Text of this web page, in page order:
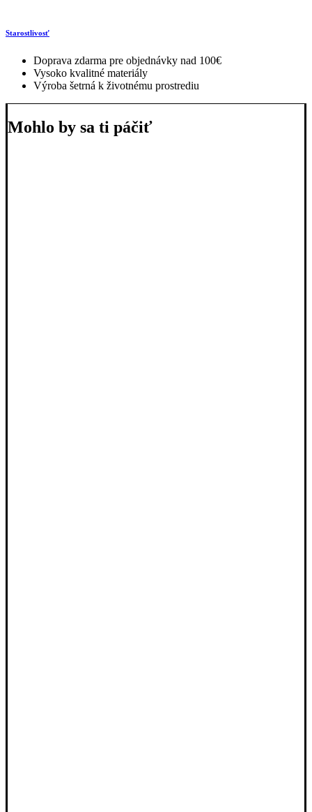
Starostlivosť
Doprava zdarma pre objednávky nad 100€
Vysoko kvalitné materiály
Výroba šetrná k životnému prostrediu
Mohlo by sa ti páčiť